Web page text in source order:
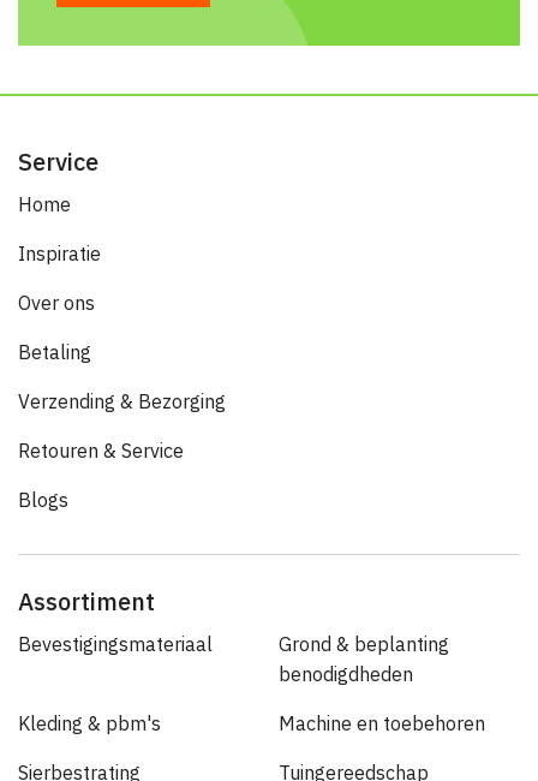
Service
Home
Inspiratie
Over ons
Betaling
Verzending & Bezorging
Retouren & Service
Blogs
Assortiment
Bevestigingsmateriaal
Grond & beplanting
benodigdheden
Kleding & pbm's Machine en toebehoren
Sierbestrating Tuingereedschap